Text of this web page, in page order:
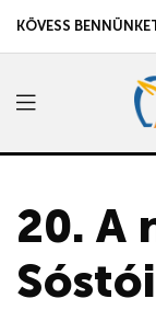
KÖVESS
20. A